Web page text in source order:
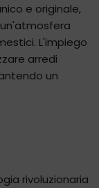
e originale,
L'impiego
arredi
un
rivoluzionaria